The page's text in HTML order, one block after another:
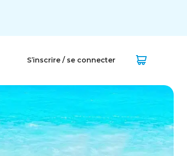
S’inscrire / se connecter